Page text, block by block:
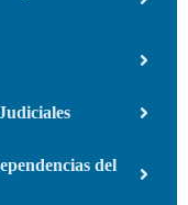
del